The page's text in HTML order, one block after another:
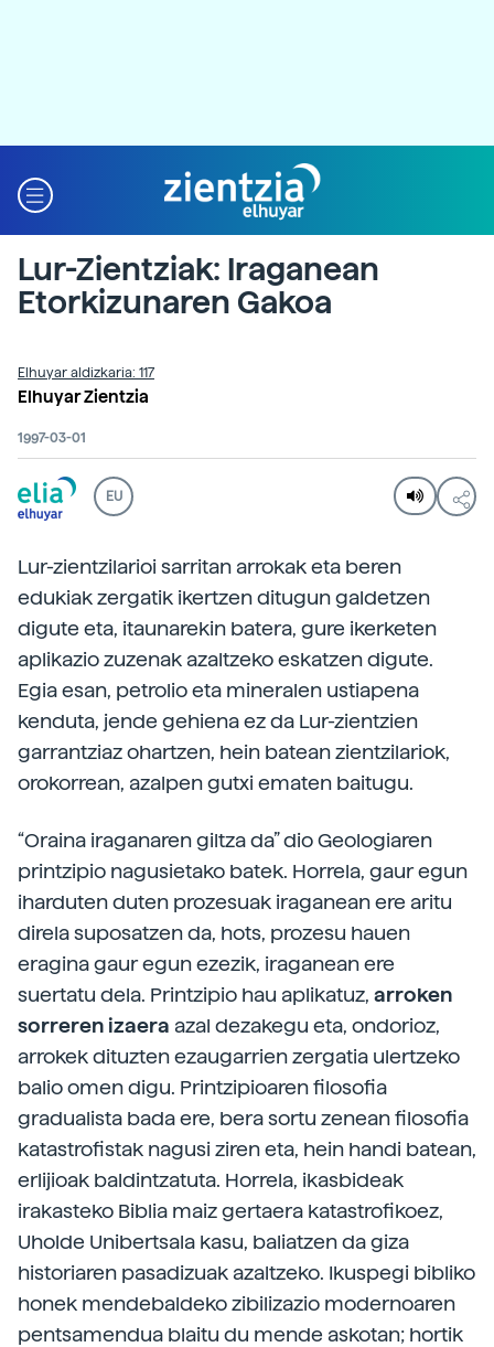
Lur-Zientziak: Iraganean
Etorkizunaren Gakoa
Elhuyar aldizkaria: 117
Elhuyar Zientzia
1997-03-01
EU
Lur-zientzilarioi sarritan arrokak eta beren
edukiak zergatik ikertzen ditugun galdetzen
digute eta, itaunarekin batera, gure ikerketen
aplikazio zuzenak azaltzeko eskatzen digute.
Egia esan, petrolio eta mineralen ustiapena
kenduta, jende gehiena ez da Lur-zientzien
garrantziaz ohartzen, hein batean zientzilariok,
orokorrean, azalpen gutxi ematen baitugu.
“Oraina iraganaren giltza da” dio Geologiaren
printzipio nagusietako batek. Horrela, gaur egun
iharduten duten prozesuak iraganean ere aritu
direla suposatzen da, hots, prozesu hauen
eragina gaur egun ezezik, iraganean ere
suertatu dela. Printzipio hau aplikatuz, arroken
sorreren izaera azal dezakegu eta, ondorioz,
arrokek dituzten ezaugarrien zergatia ulertzeko
balio omen digu. Printzipioaren filosofia
gradualista bada ere, bera sortu zenean filosofia
katastrofistak nagusi ziren eta, hein handi batean,
erlijioak baldintzatuta. Horrela, ikasbideak
irakasteko Biblia maiz gertaera katastrofikoez,
Uholde Unibertsala kasu, baliatzen da giza
historiaren pasadizuak azaltzeko. Ikuspegi bibliko
honek mendebaldeko zibilizazio modernoaren
pentsamendua blaitu du mende askotan; hortik